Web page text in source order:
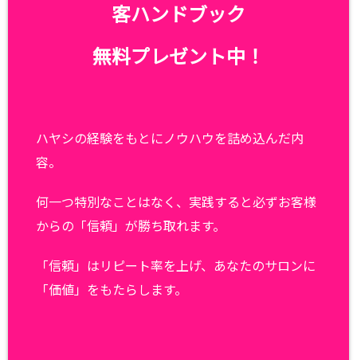
客ハンドブック
無料プレゼント中！
ハヤシの経験をもとにノウハウを詰め込んだ内
容。
何一つ特別なことはなく、実践すると必ずお客様
からの「信頼」が勝ち取れます。
「信頼」はリピート率を上げ、あなたのサロンに
「価値」をもたらします。